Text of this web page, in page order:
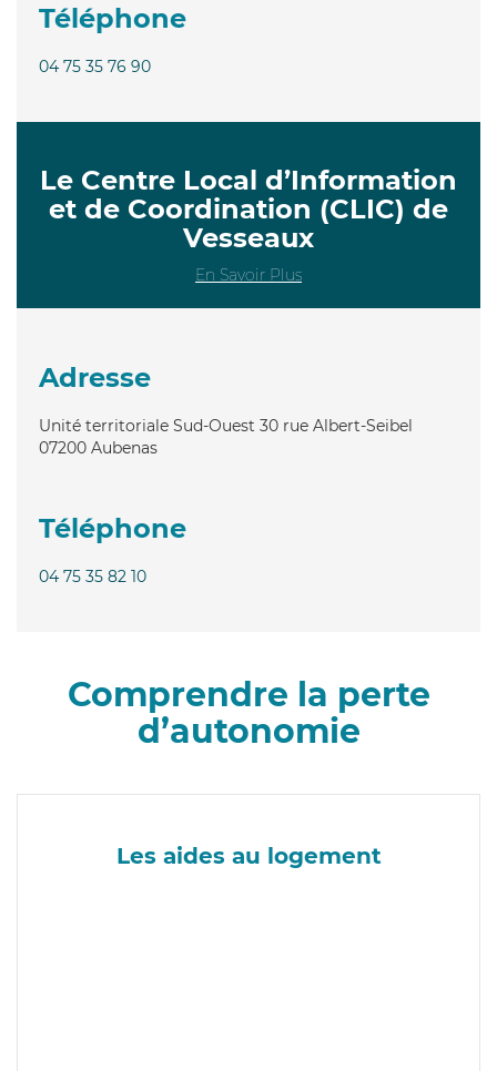
Téléphone
04 75 35 76 90
Le Centre Local d’Information
et de Coordination (CLIC) de
Vesseaux
En Savoir Plus
Adresse
Unité territoriale Sud-Ouest 30 rue Albert-Seibel
07200 Aubenas
Téléphone
04 75 35 82 10
Comprendre la perte
d’autonomie
Les aides au logement